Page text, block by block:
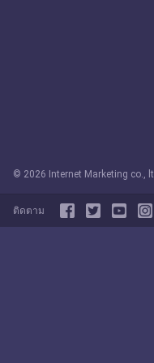
© 2026 Internet Marketing co.,
ติดตาม